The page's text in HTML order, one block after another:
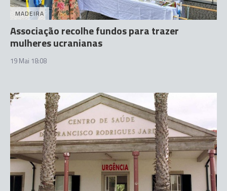
MADEIRA
Associação recolhe fundos para trazer
mulheres ucranianas
19 Mai 18:08